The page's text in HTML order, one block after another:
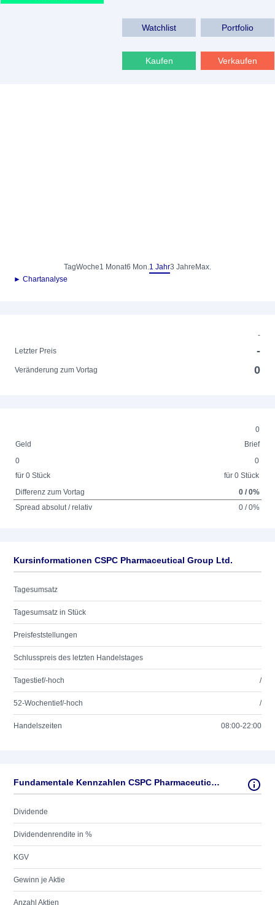
Watchlist Portfolio
Kaufen Verkaufen
TagWoche1 Monat6 Mon.1 Jahr3 Jahre Max.
► Chartanalyse
-
Letzter Preis
-
Veränderung zum Vortag 0
0
Geld
Brief
0
für 0 Stück
0
für 0 Stück
Differenz zum Vortag
0 / 0%
Spread absolut / relativ
0 / 0%
Kursinformationen CSPC Pharmaceutical Group Ltd.
Tagesumsatz
Tagesumsatz in Stück
Preisfeststellungen
Schlusspreis des letzten Handelstages
Tagestief/-hoch /
52-Wochentief/-hoch /
Handelszeiten 08:00-22:00
Fundamentale Kennzahlen CSPC Pharmaceutical Group Ltd.
Dividende
Dividendenrendite in %
KGV
Gewinn je Aktie
Anzahl Aktien